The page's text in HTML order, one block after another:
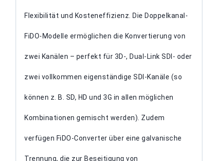
Flexibilität und Kosteneffizienz. Die Doppelkanal-
FiDO-Modelle ermöglichen die Konvertierung von
zwei Kanälen – perfekt für 3D-, Dual-Link SDI- oder
zwei vollkommen eigenständige SDI-Kanäle (so
können z. B. SD, HD und 3G in allen möglichen
Kombinationen gemischt werden). Zudem
verfügen FiDO-Converter über eine galvanische
Trennung, die zur Beseitigung von